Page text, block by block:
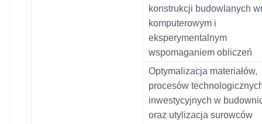
konstrukcji budowlanych
komputerowym i
eksperymentalnym
wspomaganiem obliczeń
Optymalizacja materiałów,
procesów
inwestycyjnych w
oraz utylizacja surowców